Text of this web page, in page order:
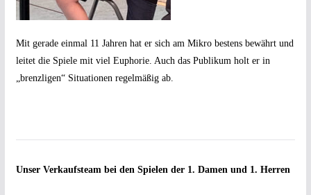
Mit gerade einmal 11 Jahren hat er sich am Mikro bestens bewährt und
leitet die Spiele mit viel Euphorie. Auch das Publikum holt er in
„brenzligen“ Situationen regelmäßig ab.
Unser Verkaufsteam bei den Spielen der 1. Damen und 1. Herren